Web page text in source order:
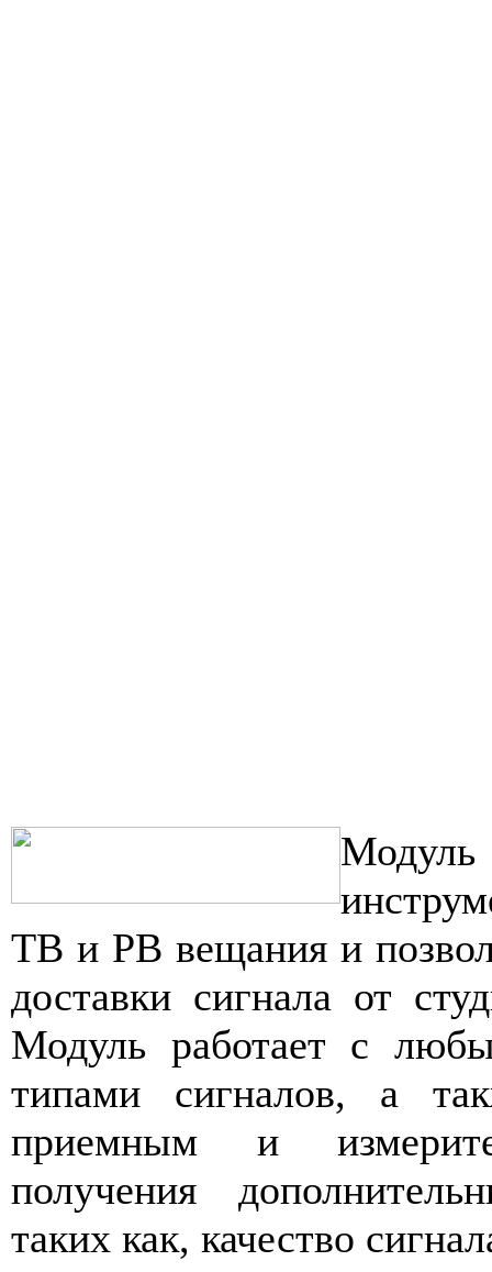
ТВ и РВ вещания и
доставки сигнала от
Модуль работает с
типами сигналов, а
приемным и
получения
таких как, качество